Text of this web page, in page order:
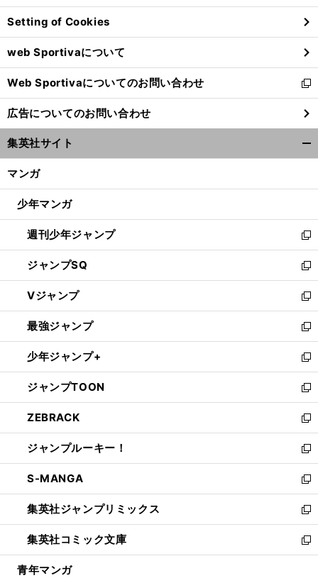
ン
ド
ウ
で
開
く
Setting of Cookies
web Sportivaについて
Web Sportivaについてのお問い合わせ
新
し
い
ウ
ィ
ン
ウ
開
く
広告についてのお問い合わせ
集英社サイト
マンガ
少年マンガ
週刊少年ジャンプ
新
し
い
ウ
ィ
ン
ド
ウ
で
開
く
ジャンプSQ
新
し
い
ウ
ィ
ン
ド
ウ
で
開
く
Vジャンプ
新
し
い
ウ
ィ
ン
ド
ウ
で
開
く
最強ジャンプ
新
し
い
ウ
ィ
ン
ド
ウ
で
開
く
少年ジャンプ+
新
し
い
ウ
ィ
ン
ド
ウ
で
開
く
ジャンプTOON
新
し
い
ウ
ィ
ン
ド
ウ
で
開
く
ZEBRACK
新
し
い
ウ
ィ
ン
ド
ウ
で
開
ジャンプルーキー！
新
し
い
ウ
ィ
ン
ド
ウ
S-MANGA
新
し
い
ウ
ィ
ン
集英社ジャンプリミックス
新
し
い
ウ
集英社コミック文庫
新
し
青年マンガ